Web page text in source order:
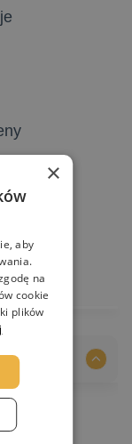
×
aby
na
cookie
plików